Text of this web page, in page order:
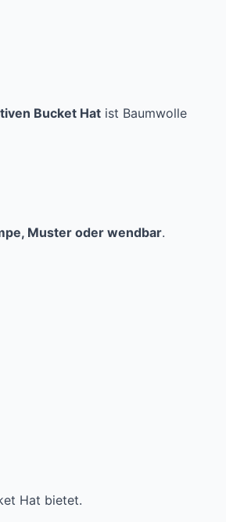
Bucket Hat ist Baumwolle
Muster oder wendbar.
Hat bietet.